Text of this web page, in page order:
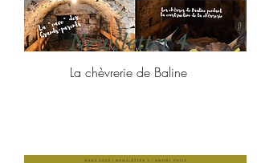
Newsletter 4
La chèvrerie de Baline